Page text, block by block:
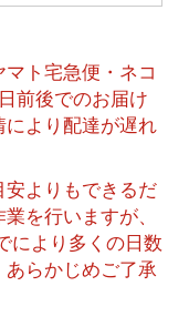
ト宅急便・ネコ
前後でのお届け
により配達が遅れ
安よりもできるだ
を行いますが、
により多くの日数
あらかじめご了承